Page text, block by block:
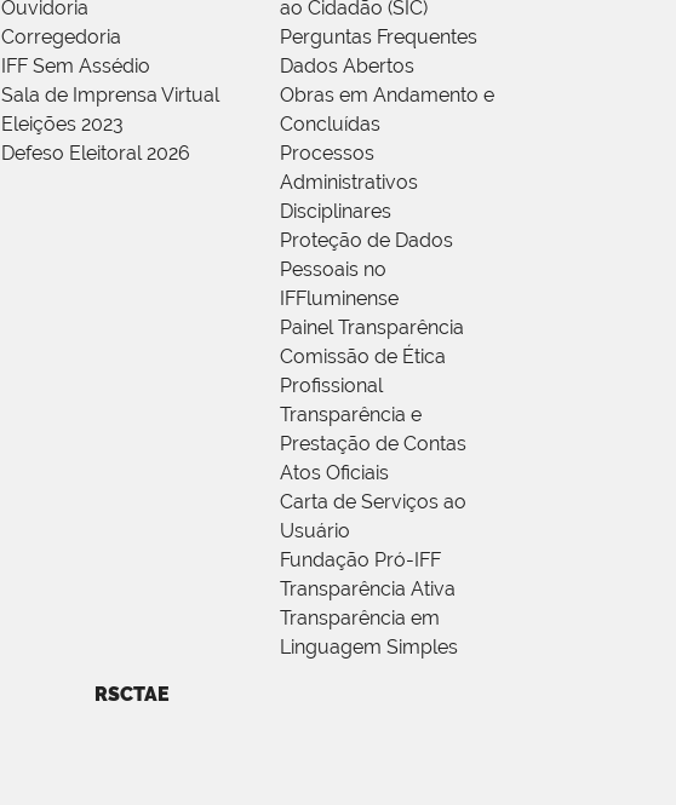
Ouvidoria
Corregedoria
IFF Sem Assédio
Sala de Imprensa Virtual
Eleições 2023
Defeso Eleitoral 2026
ao Cidadão (SIC)
Perguntas Frequentes
Dados Abertos
Obras em Andamento e
Concluídas
Processos
Administrativos
Disciplinares
Proteção de Dados
Pessoais no
IFFluminense
Painel Transparência
Comissão de Ética
Profissional
Transparência e
Prestação de Contas
Atos Oficiais
Carta de Serviços ao
Usuário
Fundação Pró-IFF
Transparência Ativa
Transparência em
Linguagem Simples
RSCTAE